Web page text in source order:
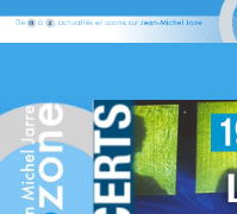
AU
CONTENU